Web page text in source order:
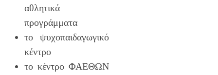
αθλητικά
προγράμματα
το ψυχοπαιδαγωγικό
κέντρο
το κέντρο ΦΑΕΘΩΝ